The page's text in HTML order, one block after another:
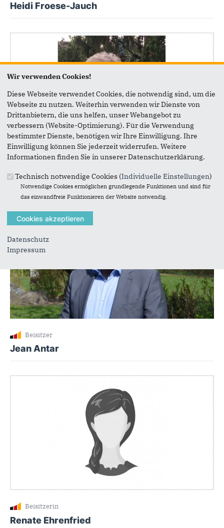
Heidi Froese-Jauch
Rita Scholz-Villard
Beisitzer
Jean Antar
Beisitzerin
Renate Ehrenfried
Wir verwenden Cookies!
Diese Webseite verwendet Cookies, die notwendig sind, um die
Webseite zu nutzen. Weiterhin verwenden wir Dienste von
Drittanbietern, die uns helfen, unser Webangebot zu
verbessern (Website-Optimierung). Für die Verwendung
bestimmter Dienste, benötigen wir Ihre Einwilligung. Ihre
Einwilligung können Sie jederzeit widerrufen. Weitere
Informationen finden Sie in unserer Datenschutzerklärung.
Technisch notwendige Cookies (Individuelle Einstellungen)
Notwendige Cookies ermöglichen grundlegende Funktionen und sind für
das einwandfreie Funktionieren der Website notwendig.
Datenschutz
Impressum